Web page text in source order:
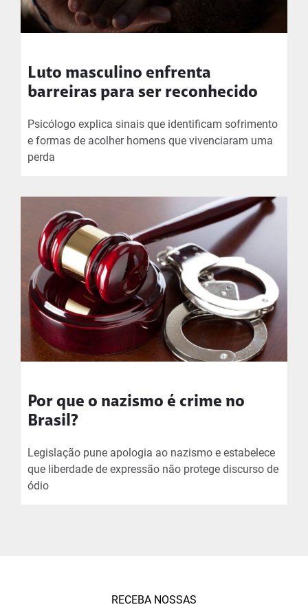
Luto masculino enfrenta
barreiras para ser reconhecido
Psicólogo explica sinais que identificam sofrimento
e formas de acolher homens que vivenciaram uma
perda
Por que o nazismo é crime no
Brasil?
Legislação pune apologia ao nazismo e estabelece
que liberdade de expressão não protege discurso de
ódio
RECEBA NOSSAS